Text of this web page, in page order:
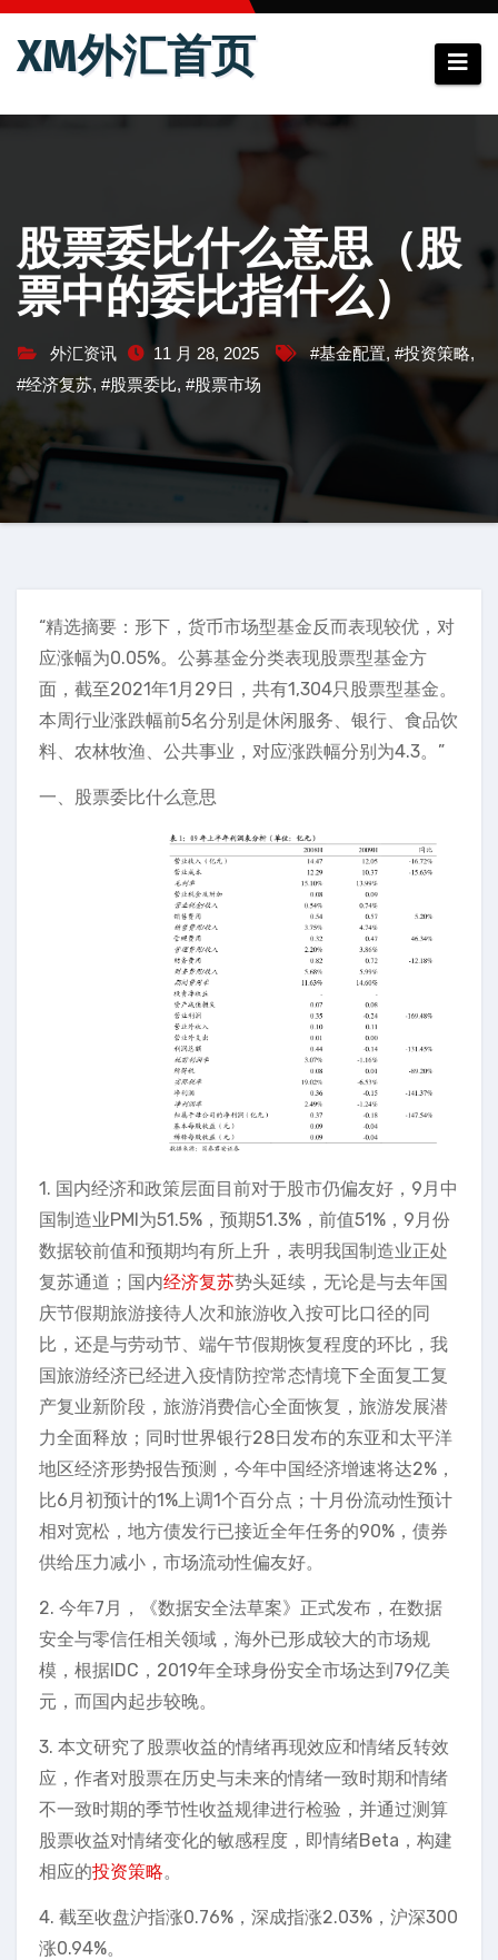
跳
XM外汇首页
股票委比什么意思（股
票中的委比指什么）
外汇资讯 11 月 28, 2025 #基金配置, #投资策略,
#经济复苏, #股票委比, #股票市场
“精选摘要：形下，货币市场型基金反而表现较优，对
应涨幅为0.05%。公募基金分类表现股票型基金方
面，截至2021年1月29日，共有1,304只股票型基金。
本周行业涨跌幅前5名分别是休闲服务、银行、食品饮
料、农林牧渔、公共事业，对应涨跌幅分别为4.3。”
一、股票委比什么意思
1. 国内经济和政策层面目前对于股市仍偏友好，9月中
国制造业PMI为51.5%，预期51.3%，前值51%，9月份
数据较前值和预期均有所上升，表明我国制造业正处
复苏通道；国内经济复苏势头延续，无论是与去年国
庆节假期旅游接待人次和旅游收入按可比口径的同
比，还是与劳动节、端午节假期恢复程度的环比，我
国旅游经济已经进入疫情防控常态情境下全面复工复
产复业新阶段，旅游消费信心全面恢复，旅游发展潜
力全面释放；同时世界银行28日发布的东亚和太平洋
地区经济形势报告预测，今年中国经济增速将达2%，
比6月初预计的1%上调1个百分点；十月份流动性预计
相对宽松，地方债发行已接近全年任务的90%，债券
供给压力减小，市场流动性偏友好。
2. 今年7月，《数据安全法草案》正式发布，在数据
安全与零信任相关领域，海外已形成较大的市场规
模，根据IDC，2019年全球身份安全市场达到79亿美
元，而国内起步较晚。
3. 本文研究了股票收益的情绪再现效应和情绪反转效
应，作者对股票在历史与未来的情绪一致时期和情绪
不一致时期的季节性收益规律进行检验，并通过测算
股票收益对情绪变化的敏感程度，即情绪Beta，构建
相应的投资策略。
4. 截至收盘沪指涨0.76%，深成指涨2.03%，沪深300
涨0.94%。